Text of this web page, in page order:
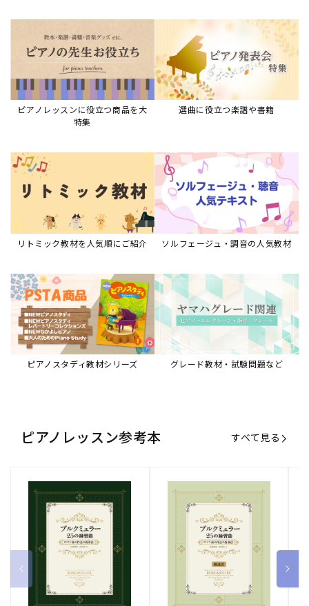
ピアノレッスンに役立つ商品を大
特集
選曲に役立つ楽譜や書籍
リトミック教材を人気順にご紹介 ソルフェージュ・調音の人気教材
ピアノスタディ教材シリーズ グレード教材・試験問題など
ピアノレッスン参考本 すべて見る